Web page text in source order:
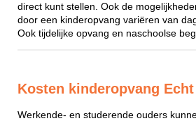
direct kunt stellen. Ook de
door een kinderopvang variëren van
Ook tijdelijke opvang en naschoolse
Kosten kinderopvang Echt
Werkende- en studerende ouders